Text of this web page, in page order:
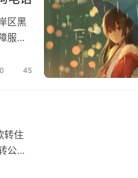
区黑
服务
0 45
转住
公